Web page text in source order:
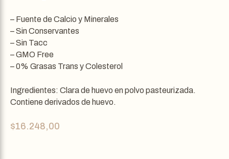
– Fuente de Calcio y Minerales
– Sin Conservantes
– Sin Tacc
– GMO Free
– 0% Grasas Trans y Colesterol
Ingredientes: Clara de huevo en polvo pasteurizada.
Contiene derivados de huevo.
$16.248,00